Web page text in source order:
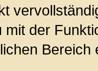
der
Bereich